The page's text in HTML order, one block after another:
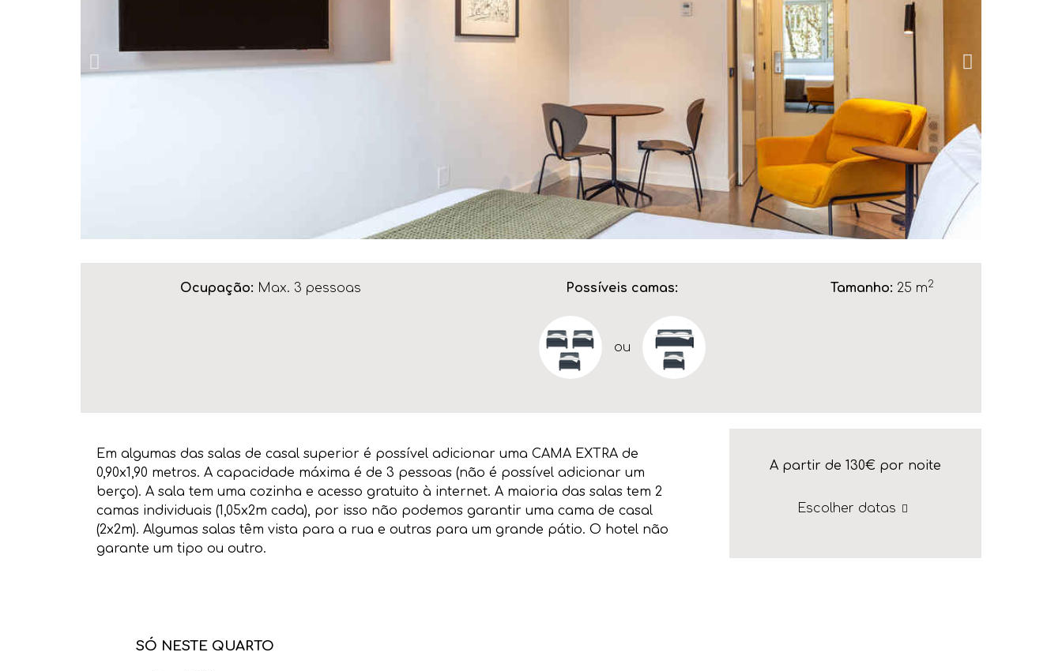
Ocupação: Max. 3 pessoas Possíveis camas:
ou
Tamanho: 25 m2
Em algumas das salas de casal superior é possível adicionar uma CAMA EXTRA de
0,90x1,90 metros. A capacidade máxima é de 3 pessoas (não é possível adicionar um
berço). A sala tem uma cozinha e acesso gratuito à internet. A maioria das salas tem 2
camas individuais (1,05x2m cada), por isso não podemos garantir uma cama de casal
(2x2m). Algumas salas têm vista para a rua e outras para um grande pátio. O hotel não
garante um tipo ou outro.
A partir de 130€ por noite
Escolher datas
SÓ NESTE QUARTO